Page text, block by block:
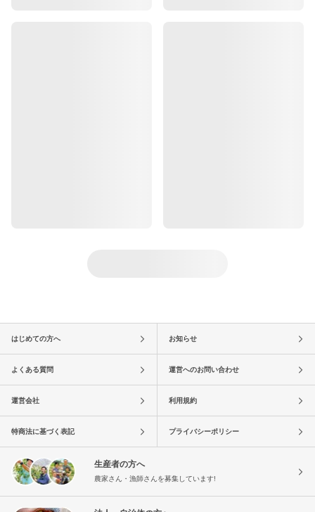
はじめての方へ お知らせ
よくある質問 運営へのお問い合わせ
運営会社 利用規約
特商法に基づく表記 プライバシーポリシー
生産者の方へ
農家さん・漁師さんを募集しています!